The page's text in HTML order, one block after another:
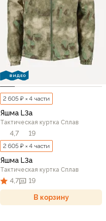
ВИДЕО
2 605 ₽ × 4 части
Яшма L3a
Тактическая куртка Сплав
4,7 19
2 605 ₽ × 4 части
Яшма L3a
Тактическая куртка Сплав
4,7 19
В корзину